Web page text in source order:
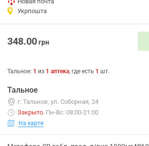
Укрпошта
348.00грн
Тальное: 1 из 1 аптека, где есть 1 шт.
Тальное
г. Тальное, ул. Соборная, 24
Закрыто. Пн-Вс: 08:00-21:00
На карте